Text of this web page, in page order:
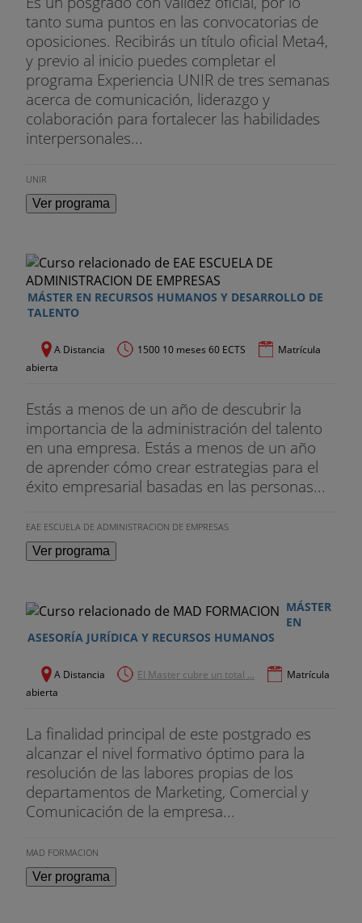
tanto suma puntos en las convocatorias de
oposiciones. Recibirás un título oficial Meta4,
y previo al inicio puedes completar el
programa Experiencia UNIR de tres semanas
acerca de comunicación, liderazgo y
colaboración para fortalecer las habilidades
interpersonales...
UNIR
Ver programa
MÁSTER EN RECURSOS HUMANOS Y DESARROLLO DE
TALENTO
A Distancia 1500 10 meses 60 ECTS
Matrícula
abierta
Estás a menos de un año de descubrir la
importancia de la administración del talento
en una empresa. Estás a menos de un año
de aprender cómo crear estrategias para el
éxito empresarial basadas en las personas...
EAE ESCUELA DE ADMINISTRACION DE EMPRESAS
Ver programa
MÁSTER
EN
ASESORÍA JURÍDICA Y RECURSOS HUMANOS
A Distancia El Master cubre un total ...
Matrícula
abierta
La finalidad principal de este postgrado es
alcanzar el nivel formativo óptimo para la
resolución de las labores propias de los
departamentos de Marketing, Comercial y
Comunicación de la empresa...
MAD FORMACION
Ver programa